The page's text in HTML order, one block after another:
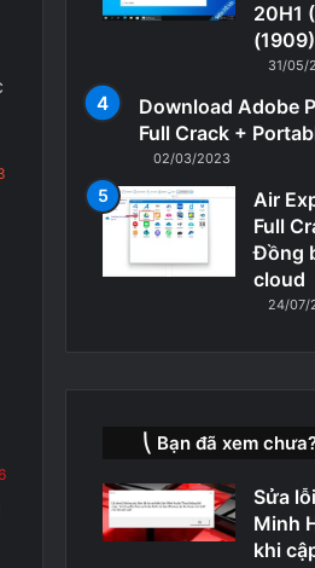
20H1
(1909)
31/05/
Download Adobe
Full Crack +
02/03/2023
Air
Full
Đồng
cloud
24/07/
⎝ Bạn đã xem
Sửa
Minh
khi